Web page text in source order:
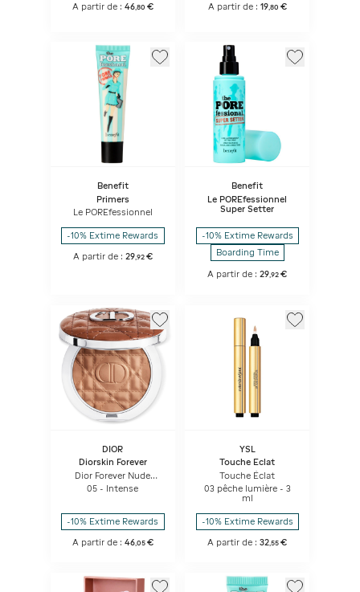
A partir de : 46, 80 € A partir de : 19, 80 €
Benefit
Primers
Le POREfessionnel
-10% Extime Rewards
A partir de : 29,92 €
Benefit
Le POREfessionnel
Super Setter
-10% Extime Rewards
Boarding Time
A partir de :29 ,92 €
DIOR
Diorskin Forever
Dior Forever Nude
Bronze Poudre
Bronzante Fini éclat
05 - Intense
-10% Extime Rewards
A partir de : 46,05 €
YSL
Touche Eclat
Touche Éclat
03 pêche lumière - 3
ml
-10% Extime Rewards
A partir de :32,55 €